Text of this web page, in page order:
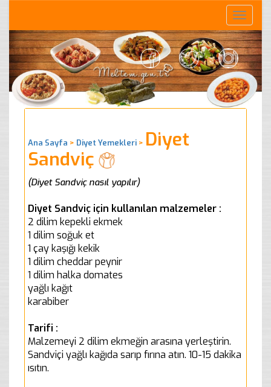
Toggle
Ana Sayfa > Diyet Yemekleri > Diyet
Sandviç
(Diyet Sandviç nasıl yapılır)
Diyet Sandviç için kullanılan malzemeler :
2 dilim kepekli ekmek
1 dilim soğuk et
1 çay kaşığı kekik
1 dilim cheddar peynir
1 dilim halka domates
yağlı kağıt
karabiber
Tarifi :
Malzemeyi 2 dilim ekmeğin arasına yerleştirin.
Sandviçi yağlı kağıda sarıp fırına atın. 10-15 dakika
ısıtın.